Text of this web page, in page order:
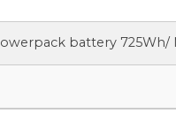
battery